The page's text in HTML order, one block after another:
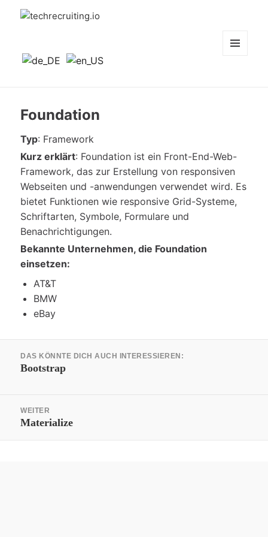
Foundation
Typ: Framework
Kurz erklärt: Foundation ist ein Front-End-Web-
Framework, das zur Erstellung von responsiven
Webseiten und -anwendungen verwendet wird. Es
bietet Funktionen wie responsive Grid-Systeme,
Schriftarten, Symbole, Formulare und
Benachrichtigungen.
Bekannte Unternehmen, die Foundation
einsetzen:
AT&T
BMW
eBay
Navigation
DAS KÖNNTE DICH AUCH INTERESSIEREN:
Vorheriger
Bootstrap
WEITER
Nächster
Materialize